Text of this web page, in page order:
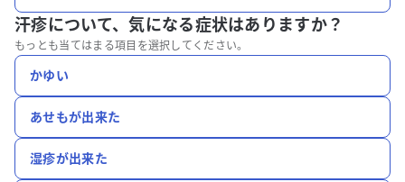
汗疹について、気になる症状はありますか？
もっとも当てはまる項目を選択してください。
かゆい
あせもが出来た
湿疹が出来た